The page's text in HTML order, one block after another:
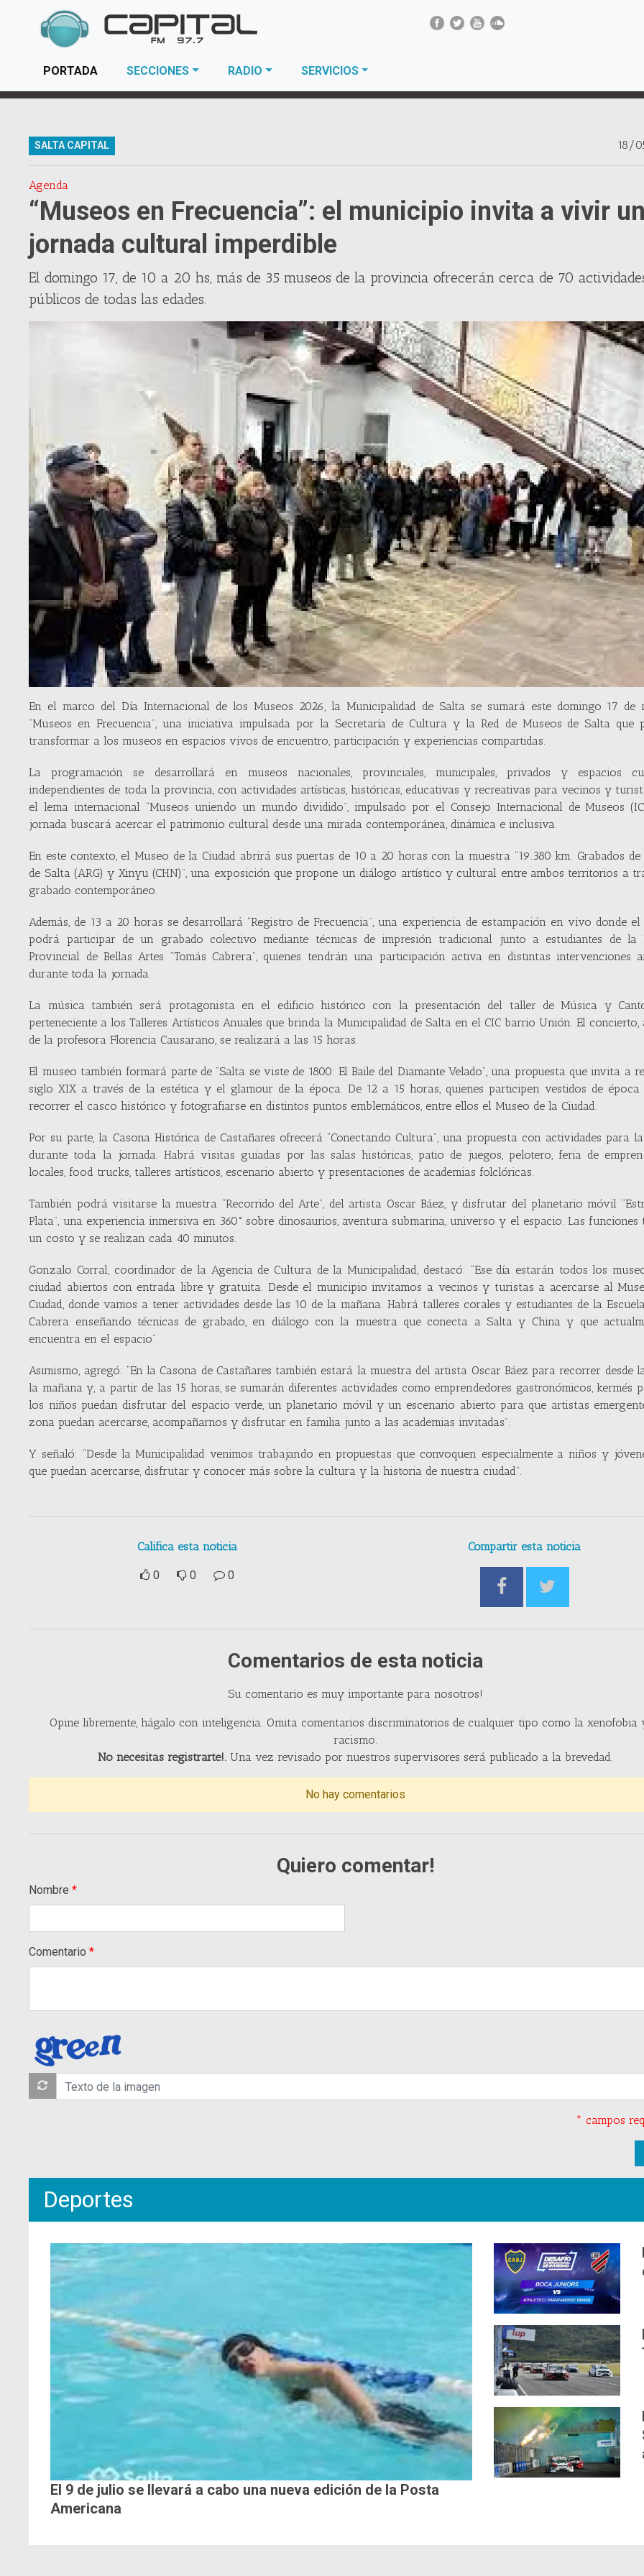
PORTADA(current)SECCIONES RADIO SERVICIOS
18/
SALTA CAPITAL
Agenda
“Museos en Frecuencia”: el municipio invita a vivir
jornada cultural imperdible
El domingo 17, de 10 a 20 hs, más de 35 museos de la provincia ofrecerán cerca de 70
públicos de todas las edades.
En el marco del Día Internacional de los Museos 2026, la Municipalidad de Salta se sumará este domingo 17 de
“Museos en Frecuencia”, una iniciativa impulsada por la Secretaría de Cultura y la Red de Museos de Salta que
transformar a los museos en espacios vivos de encuentro, participación y experiencias compartidas.
La programación se desarrollará en museos nacionales, provinciales, municipales, privados y espacios
independientes de toda la provincia, con actividades artísticas, históricas, educativas y recreativas para vecinos y
el lema internacional “Museos uniendo un mundo dividido”, impulsado por el Consejo Internacional de Museos
jornada buscará acercar el patrimonio cultural desde una mirada contemporánea, dinámica e inclusiva.
En este contexto, el Museo de la Ciudad abrirá sus puertas de 10 a 20 horas con la muestra “19.380 km. Grabados
de Salta (ARG) y Xinyu (CHN)”, una exposición que propone un diálogo artístico y cultural entre ambos territorios a
grabado contemporáneo.
Además, de 13 a 20 horas se desarrollará “Registro de Frecuencia”, una experiencia de estampación en vivo donde
podrá participar de un grabado colectivo mediante técnicas de impresión tradicional junto a estudiantes de la
Provincial de Bellas Artes “Tomás Cabrera”, quienes tendrán una participación activa en distintas intervenciones
durante toda la jornada.
La música también será protagonista en el edificio histórico con la presentación del taller de Música y
perteneciente a los Talleres Artísticos Anuales que brinda la Municipalidad de Salta en el CIC barrio Unión. El concierto,
de la profesora Florencia Causarano, se realizará a las 15 horas.
El museo también formará parte de “Salta se viste de 1800: El Baile del Diamante Velado”, una propuesta que invita a
siglo XIX a través de la estética y el glamour de la época. De 12 a 15 horas, quienes participen vestidos de
recorrer el casco histórico y fotografiarse en distintos puntos emblemáticos, entre ellos el Museo de la Ciudad.
Por su parte, la Casona Histórica de Castañares ofrecerá “Conectando Cultura”, una propuesta con actividades para
durante toda la jornada. Habrá visitas guiadas por las salas históricas, patio de juegos, pelotero, feria de
locales, food trucks, talleres artísticos, escenario abierto y presentaciones de academias folclóricas.
También podrá visitarse la muestra “Recorrido del Arte”, del artista Oscar Báez, y disfrutar del planetario móvil
Plata”, una experiencia inmersiva en 360° sobre dinosaurios, aventura submarina, universo y el espacio. Las funciones
un costo y se realizan cada 40 minutos.
Gonzalo Corral, coordinador de la Agencia de Cultura de la Municipalidad, destacó: “Ese día estarán todos los
ciudad abiertos con entrada libre y gratuita. Desde el municipio invitamos a vecinos y turistas a acercarse al
Ciudad, donde vamos a tener actividades desde las 10 de la mañana. Habrá talleres corales y estudiantes de la
Cabrera enseñando técnicas de grabado, en diálogo con la muestra que conecta a Salta y China y que
encuentra en el espacio”.
Asimismo, agregó: “En la Casona de Castañares también estará la muestra del artista Oscar Báez para recorrer desde
la mañana y, a partir de las 15 horas, se sumarán diferentes actividades como emprendedores gastronómicos, kermés
los niños puedan disfrutar del espacio verde, un planetario móvil y un escenario abierto para que artistas
zona puedan acercarse, acompañarnos y disfrutar en familia junto a las academias invitadas”.
Y señaló: “Desde la Municipalidad venimos trabajando en propuestas que convoquen especialmente a niños y
que puedan acercarse, disfrutar y conocer más sobre la cultura y la historia de nuestra ciudad”.
Califica esta noticia
0 0 0
Compartir esta noticia
Comentarios de esta noticia
Su comentario es muy importante para nosotros!
Opine libremente, hágalo con inteligencia. Omita comentarios discriminatorios de cualquier tipo como la xenofobia
racismo.
No necesitas registrarte!. Una vez revisado por nuestros supervisores será publicado a la brevedad.
No hay comentarios
Quiero comentar!
Nombre
Comentario
* campos
Deportes
El 9 de julio se llevará a cabo una nueva edición de la Posta
Americana